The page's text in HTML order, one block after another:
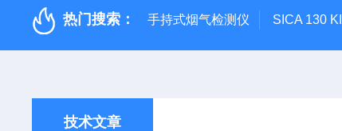
热门搜索： 手持式烟气检测仪 SICA 130
技术文章